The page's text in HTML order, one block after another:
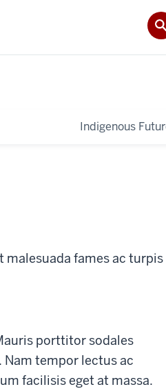
Indigenous
fames ac turpis
porttitor sodales
tempor lectus ac
facilisis eget at massa.